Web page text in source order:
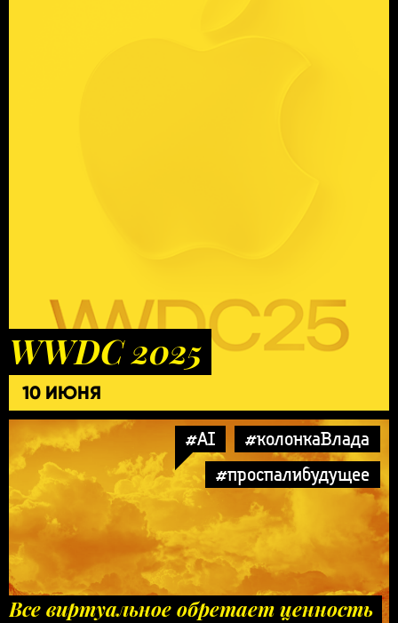
WWDC 2025
10 ИЮНЯ
#AI
#колонкаВлада
#проспалибудущее
Все виртуальное обретает ценность